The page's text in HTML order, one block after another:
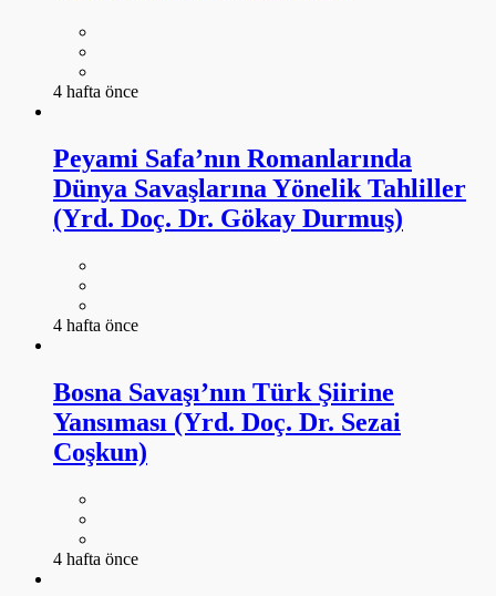
4 hafta önce
Peyami Safa’nın Romanlarında
Dünya Savaşlarına Yönelik Tahliller
(Yrd. Doç. Dr. Gökay Durmuş)
4 hafta önce
Bosna Savaşı’nın Türk Şiirine
Yansıması (Yrd. Doç. Dr. Sezai
Coşkun)
4 hafta önce